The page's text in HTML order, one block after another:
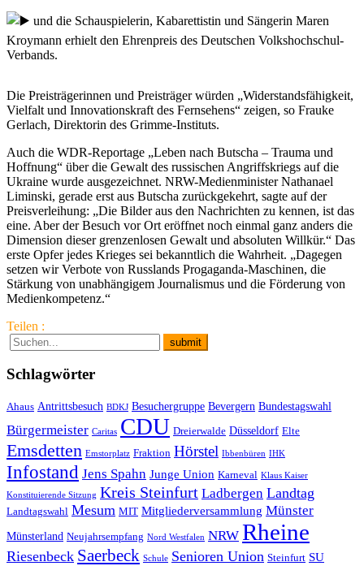
und die Schauspielerin, Kabarettistin und Sängerin Maren
Kroymann erhielt den Ehrenpreis des Deutschen Volkshochschul-
Verbands.
Die Preisträgerinnen und Preisträger würden „Widerstandsfähigkeit,
Vielfalt und Innovationskraft des Fernsehens“ zeigen, so Frauke
Gerlach, Direktorin des Grimme-Instituts.
Auch die WDR-Reportage „Leben nach Butscha – Trauma und
Hoffnung“ über die Gewalt des russischen Angriffskriegs auf die
Ukraine wurde ausgezeichnet. NRW-Medienminister Nathanael
Liminski, gerade erst aus Butscha zurückgekehrt, sagte auf der
Preisverleihung: „Die Bilder aus den Nachrichten zu kennen, ist das
eine. Aber der Besuch vor Ort eröffnet noch einmal ganz anders die
Dimension dieser grenzenlosen Gewalt und absoluten Willkür.“ Das
erste Opfer jedes Krieges sei bekanntlich die Wahrheit. „Dagegen
setzen wir Verbote von Russlands Progaganda-Maschinen, die
Stärkung von unabhängigem Journalismus und die Förderung von
Medienkompetenz.“
Teilen :
Schlagwörter
Ahaus Antrittsbesuch BDKJ Besuchergruppe Bevergern Bundestagswahl
Bürgermeister Caritas CDU Dreierwalde Düsseldorf Elte
Emsdetten Emstorplatz Fraktion Hörstel Ibbenbüren IHK
Infostand Jens Spahn Junge Union Karneval Klaus Kaiser
Konstituierende Sitzung Kreis Steinfurt Ladbergen Landtag
Landtagswahl Mesum MIT Mitgliederversammlung Münster
Münsterland Neujahrsempfang Nord Westfalen NRW Rheine
Riesenbeck Saerbeck Schule Senioren Union Steinfurt SU